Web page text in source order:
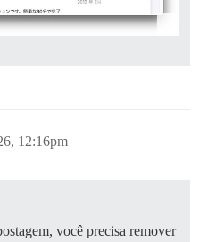
12:16pm
você precisa remover